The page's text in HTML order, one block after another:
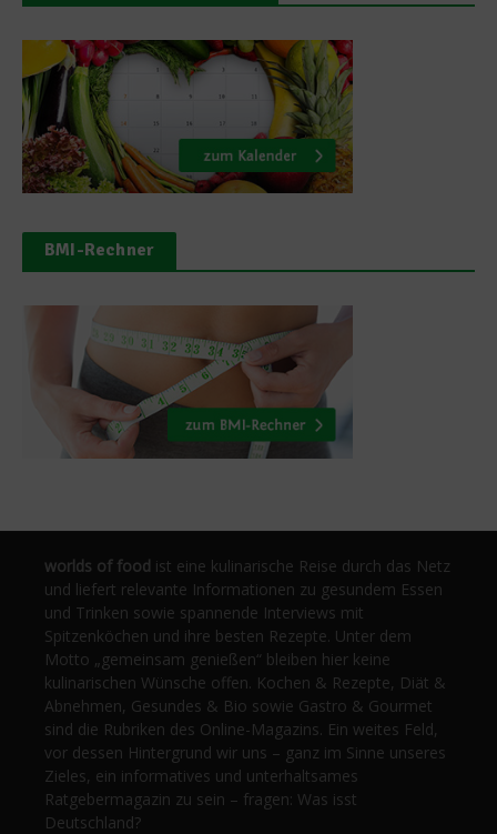
BMI-Rechner
worlds of food ist eine kulinarische Reise durch das Netz
und liefert relevante Informationen zu gesundem Essen
und Trinken sowie spannende Interviews mit
Spitzenköchen und ihre besten Rezepte. Unter dem
Motto „gemeinsam genießen“ bleiben hier keine
kulinarischen Wünsche offen. Kochen & Rezepte, Diät &
Abnehmen, Gesundes & Bio sowie Gastro & Gourmet
sind die Rubriken des Online-Magazins. Ein weites Feld,
vor dessen Hintergrund wir uns – ganz im Sinne unseres
Zieles, ein informatives und unterhaltsames
Ratgebermagazin zu sein – fragen: Was isst
Deutschland?